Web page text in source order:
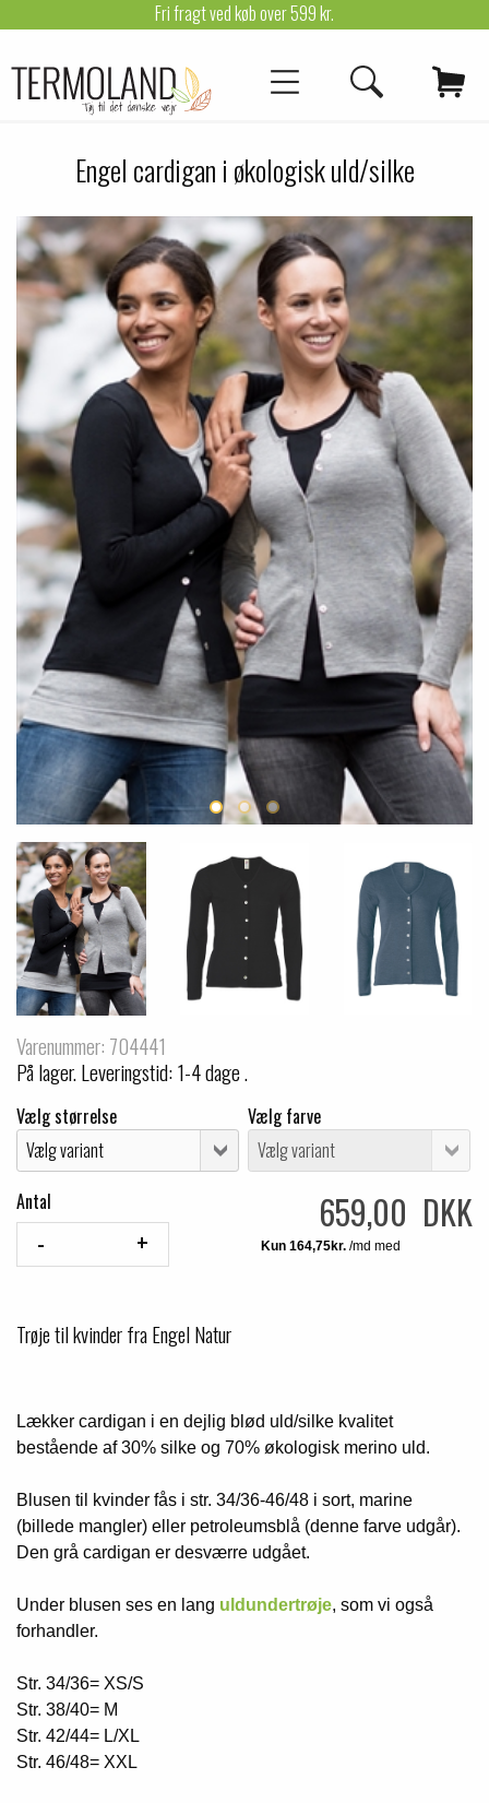
Fri fragt ved køb over 599 kr.
Engel cardigan i økologisk uld/silke
Varenummer: 704441
På lager. Leveringstid: 1-4 dage .
Vælg størrelse Vælg farve
Antal 659,00 DKK
Trøje til kvinder fra Engel Natur
Lækker cardigan i en dejlig blød uld/silke kvalitet
bestående af 30% silke og 70% økologisk merino uld.
Blusen til kvinder fås i str. 34/36-46/48 i sort, marine
(billede mangler) eller petroleumsblå (denne farve udgår).
Den grå cardigan er desværre udgået.
Under blusen ses en lang uldundertrøje, som vi også
forhandler.
Str. 34/36= XS/S
Str. 38/40= M
Str. 42/44= L/XL
Str. 46/48= XXL